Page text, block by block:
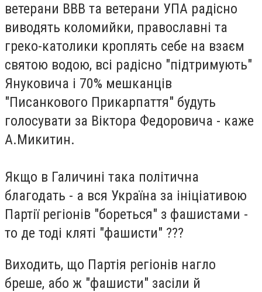
ветерани ВВВ та ветерани УПА радісно
виводять коломийки, православні та
греко-католики кроплять себе на взаєм
святою водою, всі радісно "підтримують"
Януковича і 70% мешканців
"Писанкового Прикарпаття" будуть
голосувати за Віктора Федоровича - каже
А.Микитин.
Якщо в Галичині така політична
благодать - а вся Україна за ініціативою
Партії регіонів "бореться" з фашистами -
то де тоді кляті "фашисти" ???
Виходить, що Партія регіонів нагло
бреше, або ж "фашисти" засіли й